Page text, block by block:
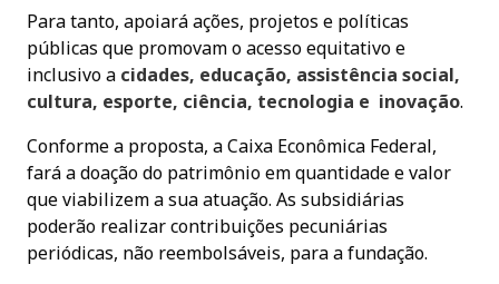
Para tanto, apoiará ações, projetos e políticas
públicas que promovam o acesso equitativo e
inclusivo a cidades, educação, assistência social,
cultura, esporte, ciência, tecnologia e inovação.
Conforme a proposta, a Caixa Econômica Federal,
fará a doação do patrimônio em quantidade e valor
que viabilizem a sua atuação. As subsidiárias
poderão realizar contribuições pecuniárias
periódicas, não reembolsáveis, para a fundação.